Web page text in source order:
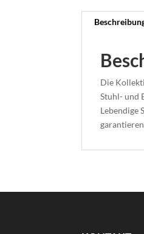
Die
Stuhl- und
Lebendige